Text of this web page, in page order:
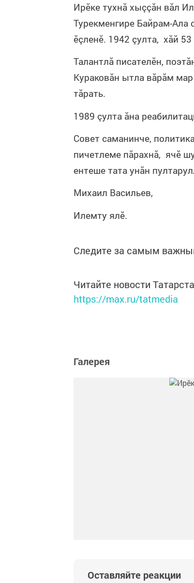
Ирӗке тухнă хыççăн вăл
Турекменгире Байрам-Ала
ӗçленӗ. 1942 çулта, хăй
Талантлă писателӗн,
Кураковăн ытла вăрăм мар
тăрать.
1989 çулта ăна
Совет саманинче,
пичетлеме пăрахнă, ячӗ
ентеше тата унăн
Михаил Васильев,
Илемту ялӗ.
Следите за самым
Читайте новости
https://max.ru/tatmedia
Галерея
Оставляйте реакции